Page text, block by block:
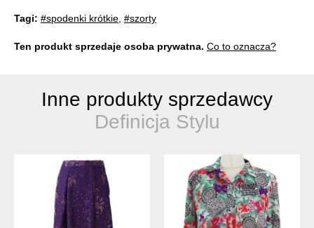
Tagi: #spodenki krótkie #szorty
Ten produkt sprzedaje osoba prywatna. Co to oznacza?
Inne produkty sprzedawcy
Definicja Stylu